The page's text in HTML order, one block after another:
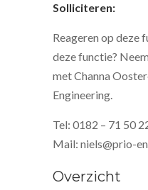
Solliciteren:
Reageren op deze
deze functie?
met Channa
Engineering.
Tel: 0182 – 71 50
Mail: niels@prio-
Overzicht